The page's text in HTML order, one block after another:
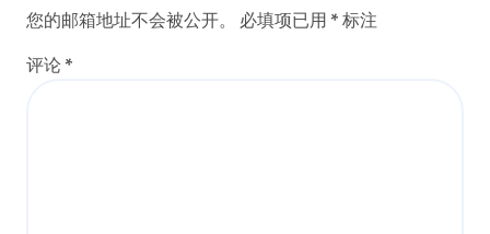
您的邮箱地址不会被公开。 必填项已用 * 标注
评论 *